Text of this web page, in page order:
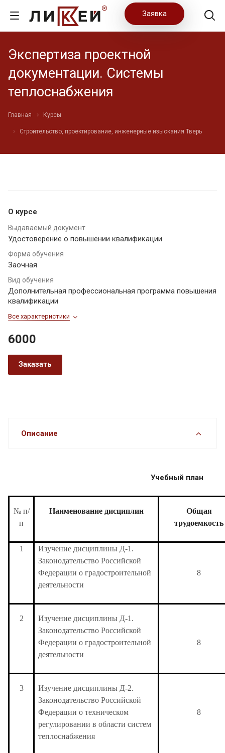
Заявка
Экспертиза проектной
документации. Системы
теплоснабжения
Главная Курсы
Строительство, проектирование, инженерные изыскания Тверь
О курсе
Выдаваемый документ
Удостоверение о повышении квалификации
Форма обучения
Заочная
Вид обучения
Дополнительная профессиональная программа повышения
квалификации
Все характеристики
6000
Заказать
Описание
Учебный план
№ п/
п
Наименование дисциплин
Общая
трудоемкость
1
Изучение дисциплины Д-1.
Законодательство Российской
Федерации о градостроительной
деятельности
8
2
Изучение дисциплины Д-1.
Законодательство Российской
Федерации о градостроительной
деятельности
8
3
Изучение дисциплины Д-2.
Законодательство Российской
Федерации о техническом
регулировании в области систем
теплоснабжения
8